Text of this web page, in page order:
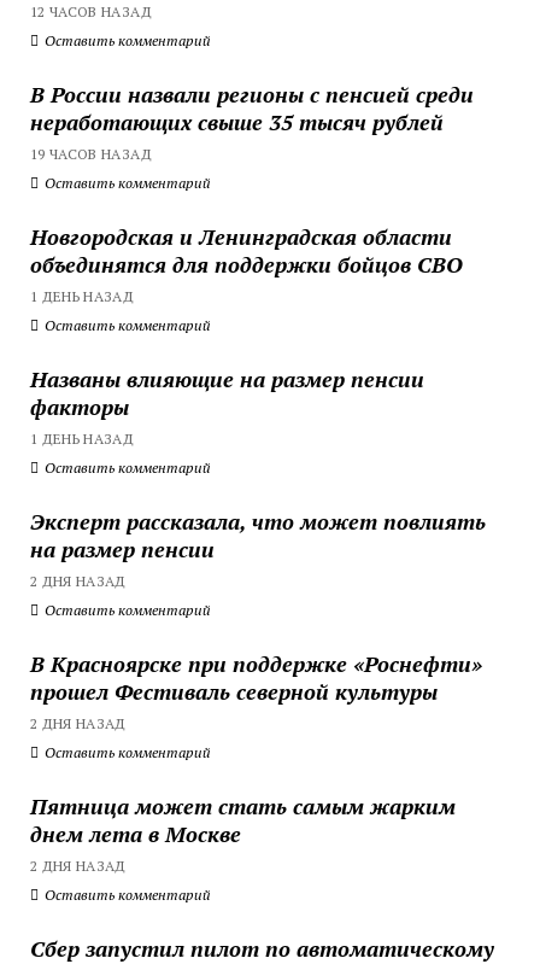
12 ЧАСОВ НАЗАД
Оставить комментарий
В России назвали регионы с пенсией среди
неработающих свыше 35 тысяч рублей
19 ЧАСОВ НАЗАД
Оставить комментарий
Новгородская и Ленинградская области
объединятся для поддержки бойцов СВО
1 ДЕНЬ НАЗАД
Оставить комментарий
Названы влияющие на размер пенсии
факторы
1 ДЕНЬ НАЗАД
Оставить комментарий
Эксперт рассказала, что может повлиять
на размер пенсии
2 ДНЯ НАЗАД
Оставить комментарий
В Красноярске при поддержке «Роснефти»
прошел Фестиваль северной культуры
2 ДНЯ НАЗАД
Оставить комментарий
Пятница может стать самым жарким
днем лета в Москве
2 ДНЯ НАЗАД
Оставить комментарий
Сбер запустил пилот по автоматическому